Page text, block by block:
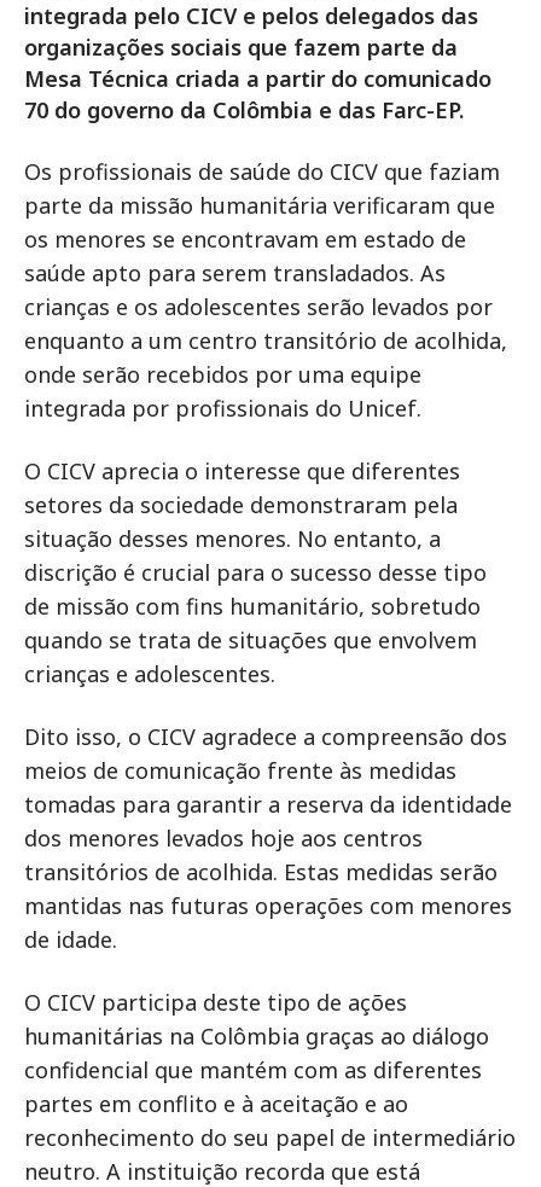
integrada pelo CICV e pelos delegados das
organizações sociais que fazem parte da
Mesa Técnica criada a partir do comunicado
70 do governo da Colômbia e das Farc-EP.
Os profissionais de saúde do CICV que faziam
parte da missão humanitária verificaram que
os menores se encontravam em estado de
saúde apto para serem transladados. As
crianças e os adolescentes serão levados por
enquanto a um centro transitório de acolhida,
onde serão recebidos por uma equipe
integrada por profissionais do Unicef.
O CICV aprecia o interesse que diferentes
setores da sociedade demonstraram pela
situação desses menores. No entanto, a
discrição é crucial para o sucesso desse tipo
de missão com fins humanitário, sobretudo
quando se trata de situações que envolvem
crianças e adolescentes.
Dito isso, o CICV agradece a compreensão dos
meios de comunicação frente às medidas
tomadas para garantir a reserva da identidade
dos menores levados hoje aos centros
transitórios de acolhida. Estas medidas serão
mantidas nas futuras operações com menores
de idade.
O CICV participa deste tipo de ações
humanitárias na Colômbia graças ao diálogo
confidencial que mantém com as diferentes
partes em conflito e à aceitação e ao
reconhecimento do seu papel de intermediário
neutro. A instituição recorda que está